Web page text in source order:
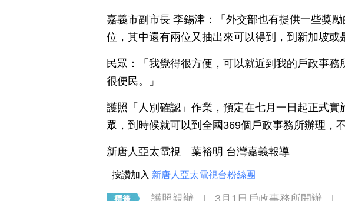
嘉義市副市長 李錫津：「外交部也有提供一些獎
位，其中還有兩位又抽出來可以得到，到新加坡或
民眾：「我覺得很方便，可以就近到我的戶政事
很便民。」
護照「人別確認」作業，預定在七月一日起正式實
眾，到時候就可以到全國369個戶政事務所辦理，
新唐人亞太電視 葉裕明 台灣嘉義報導
按讚加入 新唐人亞太電視台粉絲團